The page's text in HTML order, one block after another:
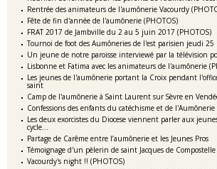
Rentrée des animateurs de l'aumônerie Vacourdy
Fête de fin d'année de l'aumônerie (PHOTOS)
FRAT 2017 de Jambville du 2 au 5 juin 2017 (PHOTOS)
Tournoi de foot des Aumôneries de l'est parisien jeudi 25
Un jeune de notre paroisse interviewé par la télévision
Lisbonne et Fatima avec les animateurs de l'aumônerie
Les jeunes de l'aumônerie portant la Croix pendant
saint
Camp de l'aumônerie à Saint Laurent sur Sèvre en
Confessions des enfants du catéchisme et de
Les deux exorcistes du Diocese viennent parler aux
cycle...
Partage de Carême entre l’aumônerie et les Jeunes Pros
Témoignage d'un pèlerin de saint Jacques de
Vacourdy's night !! (PHOTOS)